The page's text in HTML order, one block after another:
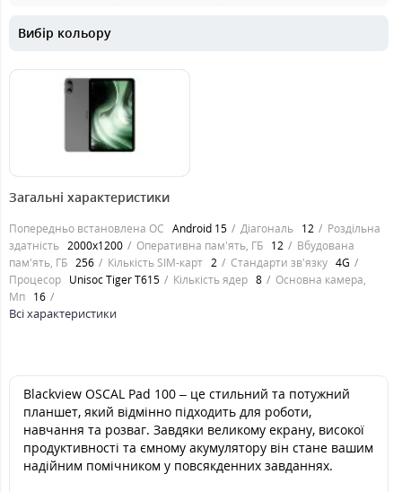
Вибір кольору
8999 грн.
Загальні характеристики
Попередньо встановлена ОС Android 15 Діагональ 12
Роздільна
здатність 2000x1200 Оперативна пам'ять, ГБ 12
Вбудована
пам'ять, ГБ 256 Кількість SIM-карт 2 Стандарти зв'язку 4G
Процесор Unisoc Tiger T615 Кількість ядер 8
Основна камера,
Мп 16
Всі характеристики
Blackview OSCAL Pad 100 – це стильний та потужний
планшет, який відмінно підходить для роботи,
навчання та розваг. Завдяки великому екрану, високої
продуктивності та ємному акумулятору він стане вашим
надійним помічником у повсякденних завданнях.